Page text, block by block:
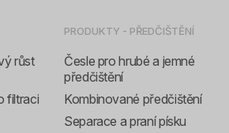
růst
filtraci
PRODUKTY - PŘEDČIŠTĚNÍ
Česle pro hrubé a jemné
předčištění
Kombinované předčištění
Separace a praní písku